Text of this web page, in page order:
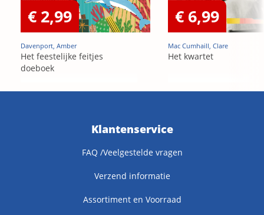
€ 2,99
Davenport, Amber
Het feestelijke feitjes
doeboek
€ 6,99
Mac Cumhaill, Clare
Het kwartet
Klantenservice
FAQ /Veelgestelde vragen
Verzend informatie
Assortiment en Voorraad